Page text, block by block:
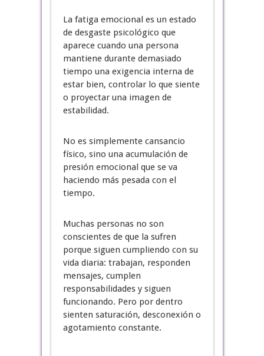
La fatiga emocional es un estado
de desgaste psicológico que
aparece cuando una persona
mantiene durante demasiado
tiempo una exigencia interna de
estar bien, controlar lo que siente
o proyectar una imagen de
estabilidad.
No es simplemente cansancio
físico, sino una acumulación de
presión emocional que se va
haciendo más pesada con el
tiempo.
Muchas personas no son
conscientes de que la sufren
porque siguen cumpliendo con su
vida diaria: trabajan, responden
mensajes, cumplen
responsabilidades y siguen
funcionando. Pero por dentro
sienten saturación, desconexión o
agotamiento constante.